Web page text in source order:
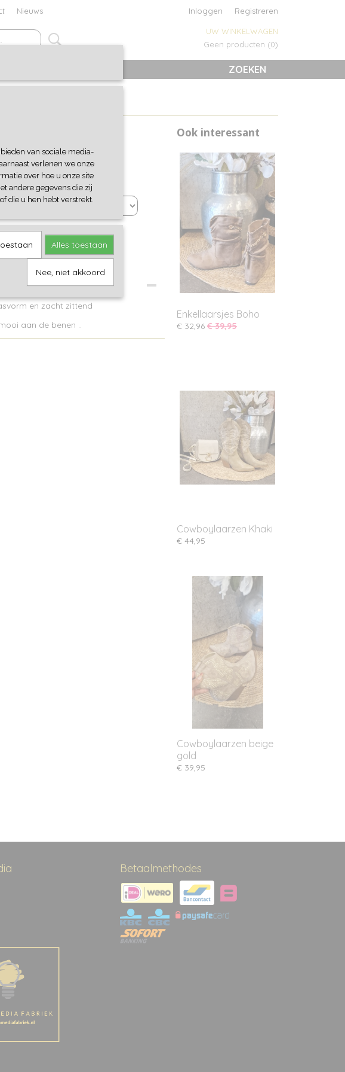
Nieuws Inloggen Registreren
UW WINKELWAGEN
Geen producten (0)
ZOEKEN
Aantal
en zacht zittend
aan de benen ..
Ook interessant
Enkellaarsjes Boho
€ 32,96 € 39,95
Cowboylaarzen Khaki
€ 44,95
Cowboylaarzen beige
gold
€ 39,95
Betaalmethodes
van sociale media-
verlenen we onze
over hoe u onze site
andere gegevens die zij
die u hen hebt verstrekt.
Alles toestaan
Nee, niet akkoord